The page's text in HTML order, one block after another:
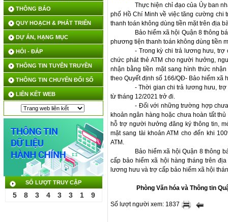
THÔNG BÁO
QUY HOẠCH & PHÁT TRIỂN
DỰ ÁN, HẠNG MỤC
HỎI - ĐÁP
THÔNG TIN TUYÊN TRUYỀN
THÔNG TIN CHUYỂN ĐỔI SỐ
LIÊN KẾT WEB
SỐ LƯỢT TRUY CẬP
5 8 3 4 3 3 1 9
Thực hiện chỉ đạo của Ủy ban
phố Hồ Chí Minh về việc tăng cường
thanh toán không dùng tiền mặt trên địa
Bảo hiểm xã hội Quận 8 thông
phương tiện thanh toán không dùng tiền
- Trong kỳ chi trả lương hưu, trợ
chức phát thẻ ATM cho người hưởng,
nhận bằng tiền mặt sang hình thức
theo Quyết định số 166/QĐ- Bảo hiểm xã
- Thời gian chi trả lương hưu,
từ tháng 12/2021 trở đi.
- Đối với những trường hợp
khoản ngân hàng hoặc chưa hoàn tất
hỗ trợ người hưởng đăng ký thông tin,
mặt sang tài khoản ATM cho đến khi
ATM.
Bảo hiểm xã hội Quận 8 thông
cấp bảo hiểm xã hội hàng tháng trên
lương hưu và trợ cấp bảo hiểm xã hội
Phòng Văn hóa và Thông tin
Số lượt người xem: 1837